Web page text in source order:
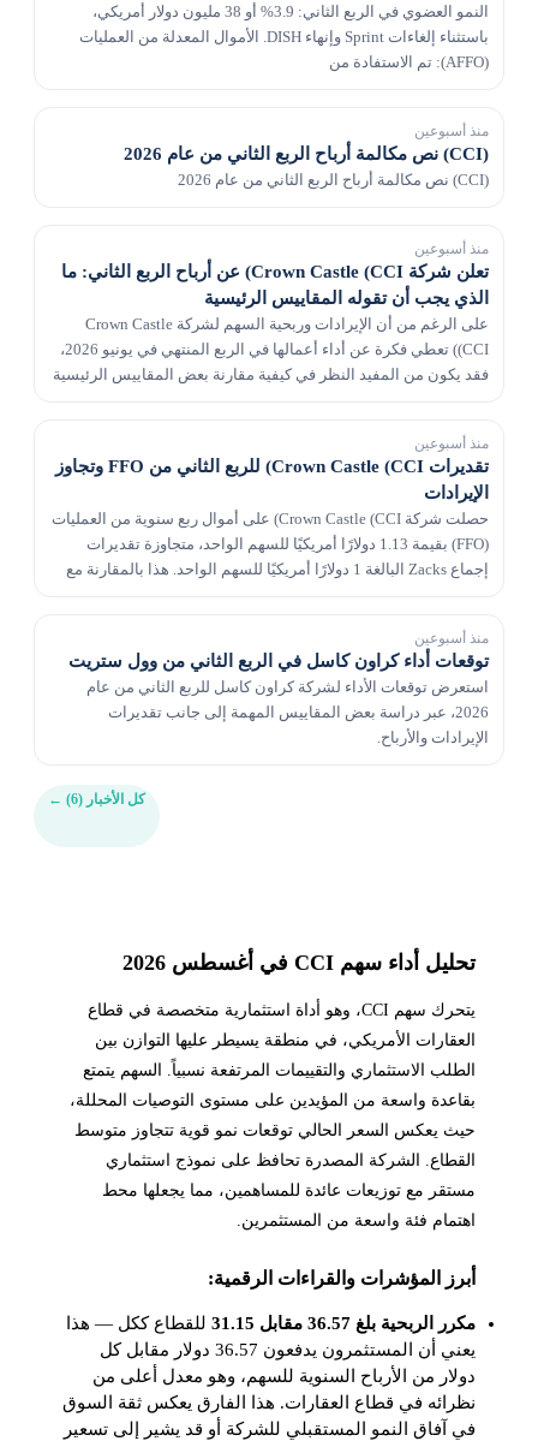
النمو العضوي في الربع الثاني: 3.9% أو 38 مليون دولار أمريكي،
باستثناء إلغاءات Sprint وإنهاء DISH. الأموال المعدلة من العمليات
منذ أسبوعين
(CCI) نص مكالمة أرباح الربع الثاني من عام 2026
منذ أسبوعين
تعلن شركة Crown Castle (CCI) عن أرباح الربع الثاني: ما
الذي يجب أن تقوله المقاييس الرئيسية
على الرغم من أن الإيرادات وربحية السهم لشركة Crown Castle
(CCI) تعطي فكرة عن أداء أعمالها في الربع المنتهي في يونيو 2026،
فقد يكون من المفيد النظر في كيفية مقارنة بعض المقاييس الرئيسية
منذ أسبوعين
تقديرات Crown Castle (CCI) للربع الثاني من FFO وتجاوز
الإيرادات
حصلت شركة Crown Castle (CCI) على أموال ربع سنوية من العمليات
(FFO) بقيمة 1.13 دولارًا أمريكيًا للسهم الواحد، متجاوزة تقديرات
إجماع Zacks البالغة 1 دولارًا أمريكيًا للسهم الواحد. هذا بالمقارنة مع
منذ أسبوعين
توقعات أداء كراون كاسل في الربع الثاني من وول ستريت
استعرض توقعات الأداء لشركة كراون كاسل للربع الثاني من عام
2026، عبر دراسة بعض المقاييس المهمة إلى جانب تقديرات
الإيرادات والأرباح.
كل الأخبار (6) ←
تحليل أداء سهم CCI في أغسطس 2026
يتحرك سهم CCI، وهو أداة استثمارية متخصصة في قطاع
العقارات الأمريكي، في منطقة يسيطر عليها التوازن بين
الطلب الاستثماري والتقييمات المرتفعة نسبياً. السهم يتمتع
بقاعدة واسعة من المؤيدين على مستوى التوصيات المحللة،
حيث يعكس السعر الحالي توقعات نمو قوية تتجاوز متوسط
القطاع. الشركة المصدرة تحافظ على نموذج استثماري
مستقر مع توزيعات عائدة للمساهمين، مما يجعلها محط
اهتمام فئة واسعة من المستثمرين.
أبرز المؤشرات والقراءات الرقمية:
مكرر الربحية بلغ 36.57 مقابل 31.15
للقطاع ككل — هذا
يعني أن المستثمرون يدفعون 36.57 دولار مقابل كل
دولار من الأرباح السنوية للسهم، وهو معدل أعلى من
نظرائه في قطاع العقارات. هذا الفارق يعكس ثقة السوق
في آفاق النمو المستقبلي للشركة أو قد يشير إلى تسعير